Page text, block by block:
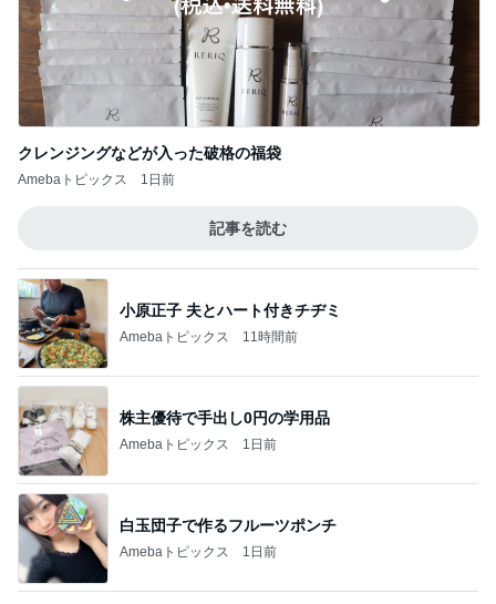
クレンジングなどが入った破格の福袋
Amebaトピックス 1日前
記事を読む
Amebaトピックス 11時間前
株主優待で手出し0円の学用品
Amebaトピックス 1日前
白玉団子で作るフルーツポンチ
Amebaトピックス 1日前
残り1個だった45％増量の商品
Amebaトピックス 17時間前